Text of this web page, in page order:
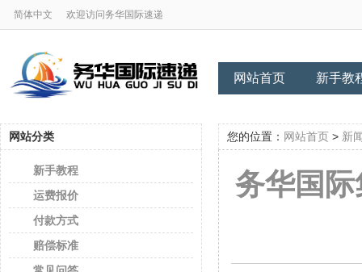
简体中文 欢迎访问务华国际速递
网站首页 新手教
网站分类
新手教程
运费报价
付款方式
赔偿标准
您的位置： 网站首页 > 新
务华国